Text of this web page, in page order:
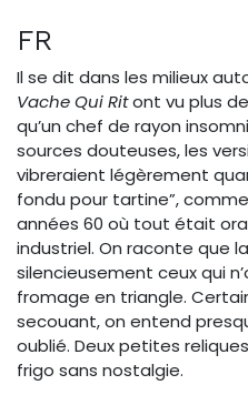
FR
Il se dit dans les milieux
Vache Qui Ritont vu plus
qu’un chef de rayon
sources douteuses, les
vibreraient légèrement
fondu pour tartine”,
années 60 où tout était
industriel. On raconte que
silencieusement ceux qui
fromage en triangle.
secouant, on entend
oublié. Deux petites
frigo sans nostalgie.